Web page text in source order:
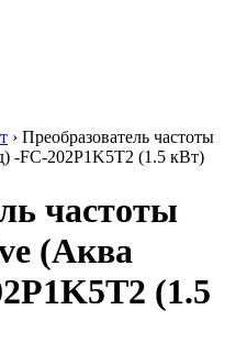
› Преобразователь частоты
-FC-202P1K5T2 (1.5 кВт)
частоты
(Аква
(1.5